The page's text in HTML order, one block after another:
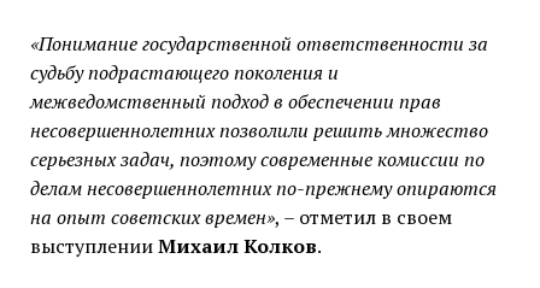
«Понимание государственной ответственности за
судьбу подрастающего поколения и
межведомственный подход в обеспечении прав
несовершеннолетних позволили решить множество
серьезных задач, поэтому современные комиссии по
делам несовершеннолетних по-прежнему опираются
на опыт советских времен», – отметил в своем
выступленииМихаил Колков.